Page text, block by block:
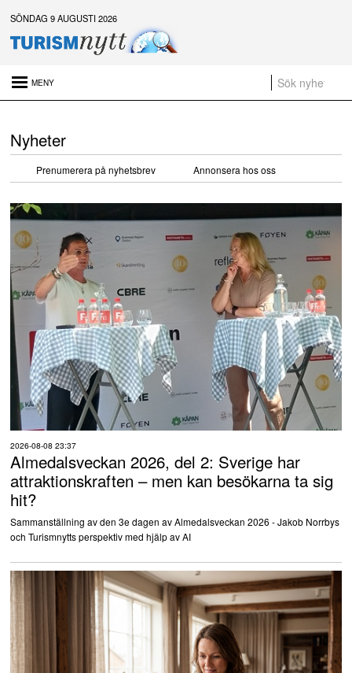
SÖNDAG 9 AUGUSTI 2026
Platsannonser:
Nyheter
Prenumerera på nyhetsbrev Annonsera hos oss
2026-08-08 23:37
Almedalsveckan 2026, del 2: Sverige har
attraktionskraften – men kan besökarna ta sig
hit?
Sammanställning av den 3e dagen av Almedalsveckan 2026 - Jakob Norrbys
och Turismnytts perspektiv med hjälp av AI